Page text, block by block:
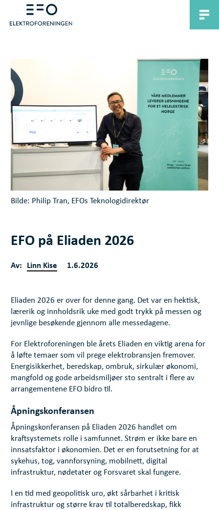
Bilde: Philip Tran, EFOs Teknologidirektør
EFO på Eliaden 2026
Av: Linn Kise 1.6.2026
Eliaden 2026 er over for denne gang. Det var en hektisk,
lærerik og innholdsrik uke med godt trykk på messen og
jevnlige besøkende gjennom alle messedagene.
For Elektroforeningen ble årets Eliaden en viktig arena for
å løfte temaer som vil prege elektrobransjen fremover.
Energisikkerhet, beredskap, ombruk, sirkulær økonomi,
mangfold og gode arbeidsmiljøer sto sentralt i flere av
arrangementene EFO bidro til.
Åpningskonferansen
Åpningskonferansen på Eliaden 2026 handlet om
kraftsystemets rolle i samfunnet. Strøm er ikke bare en
innsatsfaktor i økonomien. Det er en forutsetning for at
sykehus, tog, vannforsyning, mobilnett, digital
infrastruktur, nødetater og Forsvaret skal fungere.
I en tid med geopolitisk uro, økt sårbarhet i kritisk
infrastruktur og større krav til totalberedskap, fikk